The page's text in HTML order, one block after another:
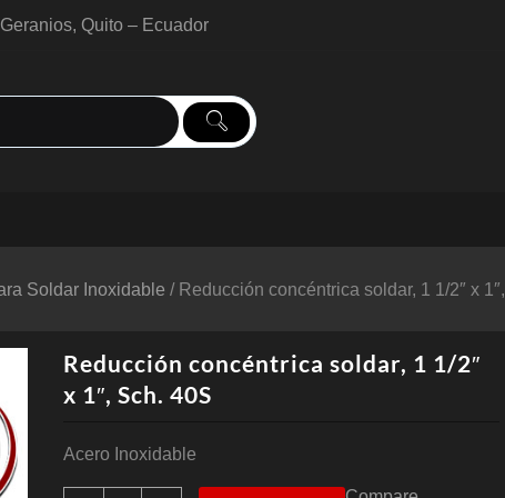
Quito – Ecuador
Soldar Inoxidable / Reducción concéntrica soldar, 1 1/2″ x 1″,
Reducción concéntrica soldar, 1 1/2″
x 1″, Sch. 40S
Acero Inoxidable